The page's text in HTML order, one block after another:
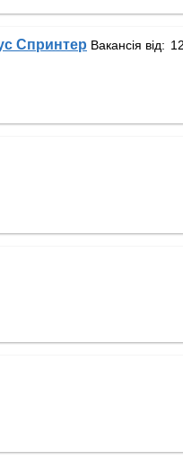
Спринтер Вакансія від: